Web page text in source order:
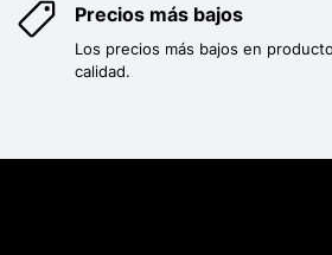
Precios más bajos
Los precios más bajos en
calidad.